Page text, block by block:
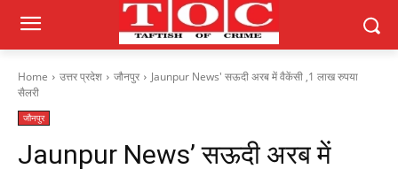
Home उत्तर प्रदेश जौनपुर
Jaunpur News' सऊदी अरब में वैकेंसी ,1 लाख रुपया
सैलरी
जौनपुर
Jaunpur News’ सऊदी अरब में